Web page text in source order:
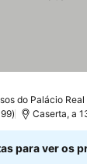
do Palácio
Caserta, a
para ver os